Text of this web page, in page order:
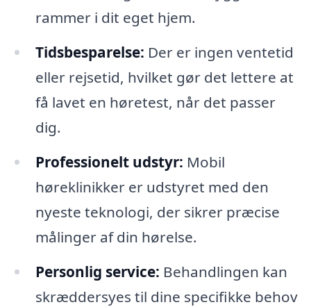
rammer i dit eget hjem.
Tidsbesparelse: Der er ingen ventetid
eller rejsetid, hvilket gør det lettere at
få lavet en høretest, når det passer
dig.
Professionelt udstyr: Mobil
høreklinikker er udstyret med den
nyeste teknologi, der sikrer præcise
målinger af din hørelse.
Personlig service: Behandlingen kan
skræddersyes til dine specifikke behov